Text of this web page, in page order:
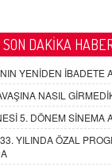
SON DAKİKA
YENİDEN İBADETE
NASIL
5. DÖNEM SİNEMA
YILINDA ÖZAL